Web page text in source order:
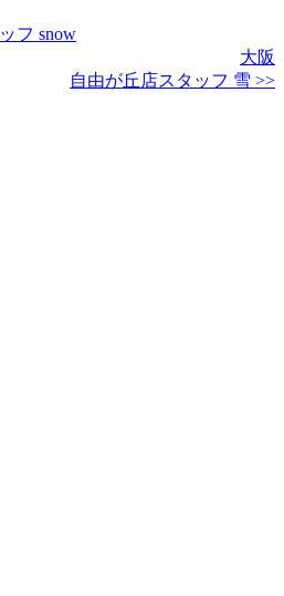
フ snow
大阪
自由が丘店スタッフ 雪 >>